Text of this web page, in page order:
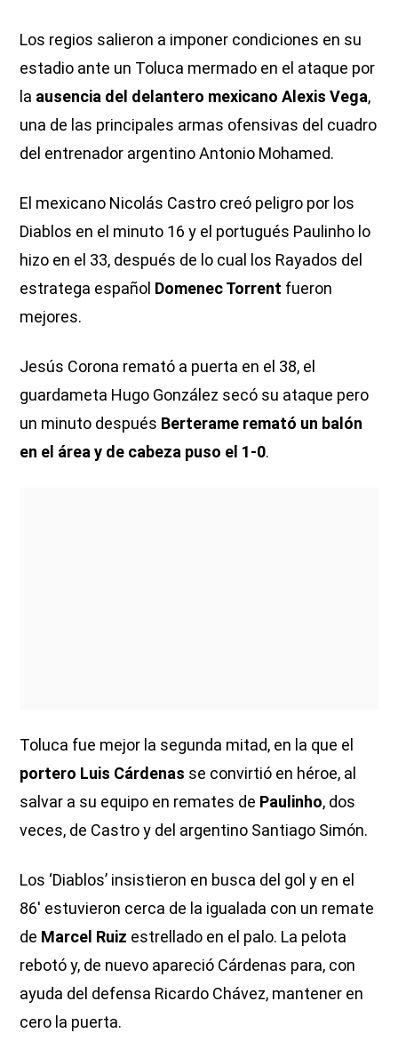
Los regios salieron a imponer condiciones en su
estadio ante un Toluca mermado en el ataque por
la ausencia del delantero mexicano Alexis Vega,
una de las principales armas ofensivas del cuadro
del entrenador argentino Antonio Mohamed.
El mexicano Nicolás Castro creó peligro por los
Diablos en el minuto 16 y el portugués Paulinho lo
hizo en el 33, después de lo cual los Rayados del
estratega español Domenec Torrent fueron
mejores.
Jesús Corona remató a puerta en el 38, el
guardameta Hugo González secó su ataque pero
un minuto después Berterame remató un balón
en el área y de cabeza puso el 1-0.
Toluca fue mejor la segunda mitad, en la que el
portero Luis Cárdenas se convirtió en héroe, al
salvar a su equipo en remates de Paulinho, dos
veces, de Castro y del argentino Santiago Simón.
Los ‘Diablos’ insistieron en busca del gol y en el
86′ estuvieron cerca de la igualada con un remate
de Marcel Ruiz estrellado en el palo. La pelota
rebotó y, de nuevo apareció Cárdenas para, con
ayuda del defensa Ricardo Chávez, mantener en
cero la puerta.